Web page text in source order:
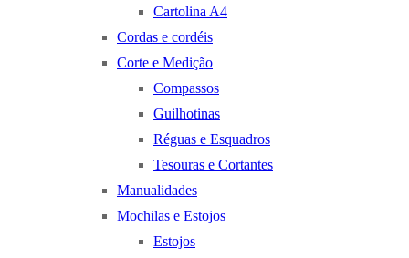
Cartolina A4
Cordas e cordéis
Corte e Medição
Compassos
Guilhotinas
Réguas e Esquadros
Tesouras e Cortantes
Manualidades
Mochilas e Estojos
Estojos